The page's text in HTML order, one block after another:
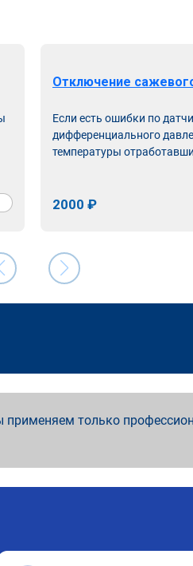
Отключение
Если есть ошибки по
дифференциального
температуры
2000 ₽
только